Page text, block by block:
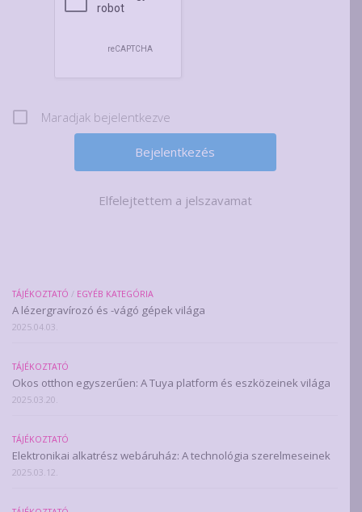
Maradjak bejelentkezve
Elfelejtettem a jelszavamat
TÁJÉKOZTATÓ / EGYÉB KATEGÓRIA
A lézergravírozó és -vágó gépek világa
2025.04.03.
TÁJÉKOZTATÓ
Okos otthon egyszerűen: A Tuya platform és eszközeinek világa
2025.03.20.
TÁJÉKOZTATÓ
Elektronikai alkatrész webáruház: A technológia szerelmeseinek
2025.03.12.